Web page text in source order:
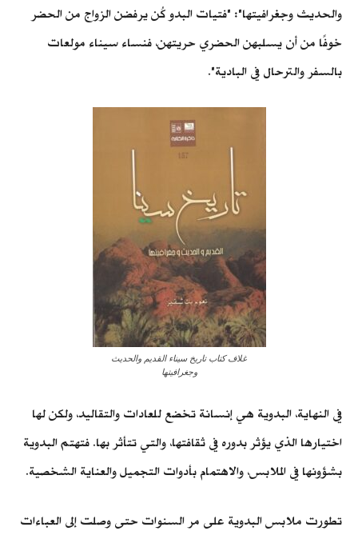
والحديث وجغرافيتها": "فتيات البدو كُن يرفضن الزواج من الحضر
خوفًا من أن يسلبهن الحضري حريتهن، فنساء سيناء مولعات
بالسفر والترحال في البادية".
غلاف كتاب تاريخ سيناء القديم والحديث
وجغرافيتها
في النهاية، البدوية هي إنسانة تخضع للعادات والتقاليد، ولكن لها
اختيارها الذي يؤثر بدوره في ثقافتها، والتي تتأثر بها. فتهتم البدوية
بشؤونها في الملابس، والاهتمام بأدوات التجميل والعناية الشخصية.
تطورت ملابس البدوية على مر السنوات حتى وصلت إلى العباءات